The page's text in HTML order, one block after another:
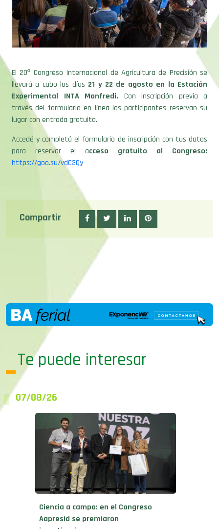
El 20º Congreso Internacional de Agricultura de Precisión se
llevará a cabo los días 21 y 22 de agosto en la Estación
Experimental INTA Manfredi. Con inscripción previa a
través del formulario en línea los participantes reservan su
lugar con entrada gratuita.
Accedé y completá el formulario de inscripción con tus datos
para reservar el acceso gratuito al Congreso:
https://goo.su/vdC3Qy
Compartir
Te puede interesar
07/08/26
Ciencia a campo: en el Congreso
Aapresid se premiaron